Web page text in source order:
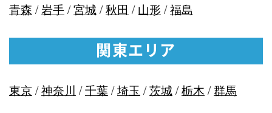
青森 /岩手/宮城/秋田 /山形 /福島
関東エリア
東京/神奈川 /千葉/埼玉 /茨城/栃木 /群馬